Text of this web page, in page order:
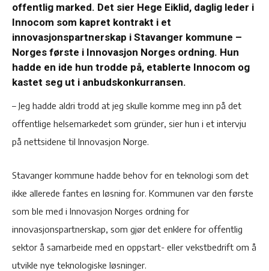
offentlig marked. Det sier Hege Eiklid, daglig leder i
Innocom som kapret kontrakt i et
innovasjonspartnerskap i Stavanger kommune –
Norges første i Innovasjon Norges ordning. Hun
hadde en ide hun trodde på, etablerte Innocom og
kastet seg ut i anbudskonkurransen.
– Jeg hadde aldri trodd at jeg skulle komme meg inn på det
offentlige helsemarkedet som gründer, sier hun i et intervju
på nettsidene til Innovasjon Norge.
Stavanger kommune hadde behov for en teknologi som det
ikke allerede fantes en løsning for. Kommunen var den første
som ble med i Innovasjon Norges ordning for
innovasjonspartnerskap, som gjør det enklere for offentlig
sektor å samarbeide med en oppstart- eller vekstbedrift om å
utvikle nye teknologiske løsninger.